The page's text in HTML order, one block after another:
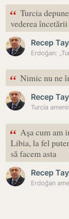
“ Turcia
vederea
Recep
“ Nimic nu ne
Recep
“ Așa cum am
Libia, la fel
să facem asta
Recep